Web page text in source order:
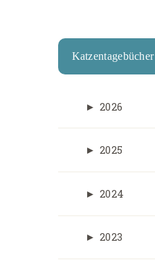
Katzentagebücher
► 2026
► 2025
► 2024
► 2023